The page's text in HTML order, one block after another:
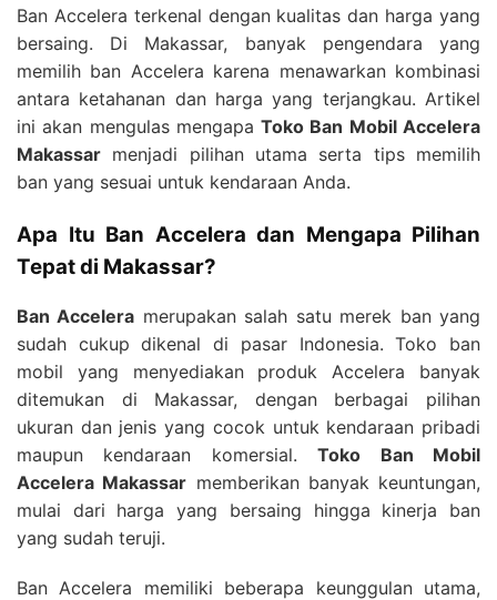
Ban Accelera terkenal dengan kualitas dan harga yang
bersaing. Di Makassar, banyak pengendara yang
memilih ban Accelera karena menawarkan kombinasi
antara ketahanan dan harga yang terjangkau. Artikel
ini akan mengulas mengapaToko Ban Mobil Accelera
Makassar menjadi pilihan utama serta tips memilih
ban yang sesuai untuk kendaraan Anda.
Apa Itu Ban Accelera dan Mengapa Pilihan
Tepat di Makassar?
Ban Accelera merupakan salah satu merek ban yang
sudah cukup dikenal di pasar Indonesia. Toko ban
mobil yang menyediakan produk Accelera banyak
ditemukan di Makassar, dengan berbagai pilihan
ukuran dan jenis yang cocok untuk kendaraan pribadi
maupun kendaraan komersial.Toko Ban Mobil
Accelera Makassar memberikan banyak keuntungan,
mulai dari harga yang bersaing hingga kinerja ban
yang sudah teruji.
Ban Accelera memiliki beberapa keunggulan utama,